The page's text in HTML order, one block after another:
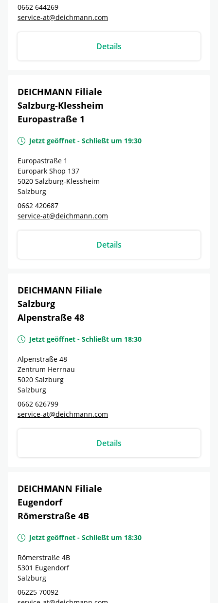
0662 644269
service-at@deichmann.com
Details
DEICHMANN Filiale
Salzburg-Klessheim
Europastraße 1
Jetzt geöffnet - Schließt um 19:30
Europastraße 1
Europark Shop 137
5020 Salzburg-Klessheim
Salzburg
0662 420687
service-at@deichmann.com
Details
DEICHMANN Filiale
Salzburg
Alpenstraße 48
Jetzt geöffnet - Schließt um 18:30
Alpenstraße 48
Zentrum Herrnau
5020 Salzburg
Salzburg
0662 626799
service-at@deichmann.com
Details
DEICHMANN Filiale
Eugendorf
Römerstraße 4B
Jetzt geöffnet - Schließt um 18:30
Römerstraße 4B
5301 Eugendorf
Salzburg
06225 70092